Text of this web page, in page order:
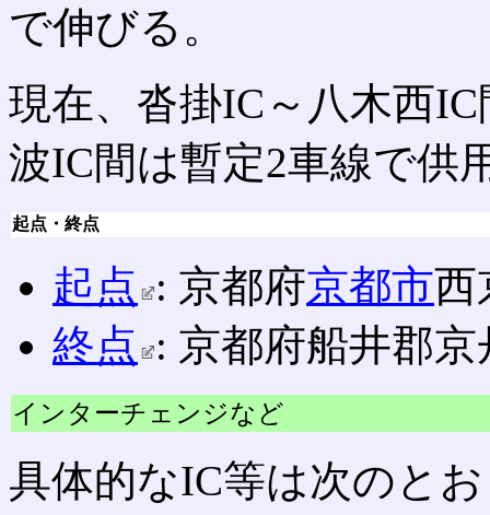
で伸びる。
現在、沓掛IC～八木西
波IC間は暫定2車線で供
起点・終点
起点 : 京都府京都市西
終点 : 京都府船井郡
インターチェンジなど
具体的なIC等は次のと